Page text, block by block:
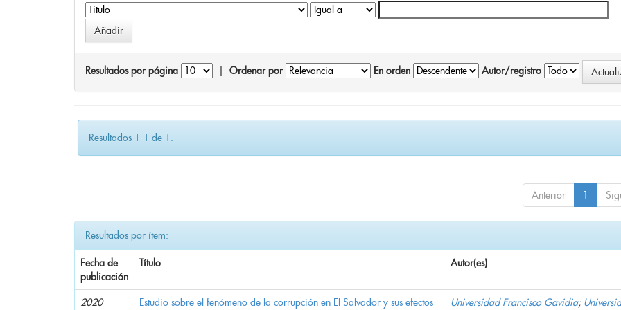
Resultados por página Ordenar por En orden Autor/registro
Resultados 1-1 de 1.
Anterior 1
Resultados por ítem:
Fecha de
publicación
Título Autor(es)
2020 Estudio sobre el fenómeno de la corrupción en El Salvador y sus efectos Universidad Francisco Gavidia;